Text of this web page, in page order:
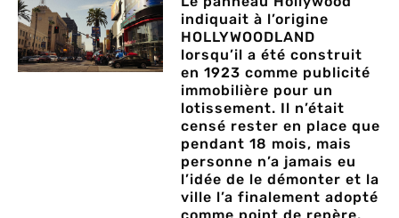
indiquait à l’origine
HOLLYWOODLAND
lorsqu’il a été construit
en 1923 comme publicité
immobilière pour un
lotissement. Il n’était
censé rester en place que
pendant 18 mois, mais
personne n’a jamais eu
l’idée de le démonter et la
ville l’a finalement adopté